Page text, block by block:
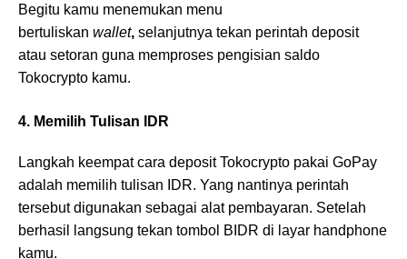
Begitu kamu menemukan menu
bertuliskan wallet, selanjutnya tekan perintah deposit
atau setoran guna memproses pengisian saldo
Tokocrypto kamu.
4. Memilih Tulisan IDR
Langkah keempat cara deposit Tokocrypto pakai GoPay
adalah memilih tulisan IDR. Yang nantinya perintah
tersebut digunakan sebagai alat pembayaran. Setelah
berhasil langsung tekan tombol BIDR di layar handphone
kamu.